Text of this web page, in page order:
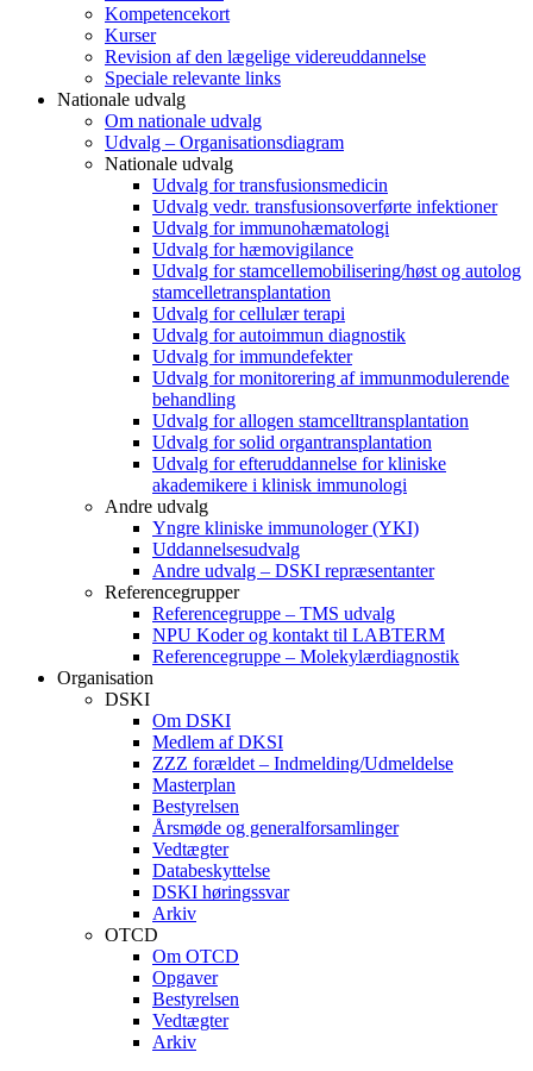
Kompetencekort
Kurser
Revision af den lægelige videreuddannelse
Speciale relevante links
Nationale udvalg
Om nationale udvalg
Udvalg – Organisationsdiagram
Nationale udvalg
Udvalg for transfusionsmedicin
Udvalg vedr. transfusionsoverførte infektioner
Udvalg for immunohæmatologi
Udvalg for hæmovigilance
Udvalg for stamcellemobilisering/høst og autolog
stamcelletransplantation
Udvalg for cellulær terapi
Udvalg for autoimmun diagnostik
Udvalg for immundefekter
Udvalg for monitorering af immunmodulerende
behandling
Udvalg for allogen stamcelltransplantation
Udvalg for solid organtransplantation
Udvalg for efteruddannelse for kliniske
akademikere i klinisk immunologi
Andre udvalg
Yngre kliniske immunologer (YKI)
Uddannelsesudvalg
Andre udvalg – DSKI repræsentanter
Referencegrupper
Referencegruppe – TMS udvalg
NPU Koder og kontakt til LABTERM
Referencegruppe – Molekylærdiagnostik
Organisation
DSKI
Om DSKI
Medlem af DKSI
ZZZ forældet – Indmelding/Udmeldelse
Masterplan
Bestyrelsen
Årsmøde og generalforsamlinger
Vedtægter
Databeskyttelse
DSKI høringssvar
Arkiv
OTCD
Om OTCD
Opgaver
Bestyrelsen
Vedtægter
Arkiv